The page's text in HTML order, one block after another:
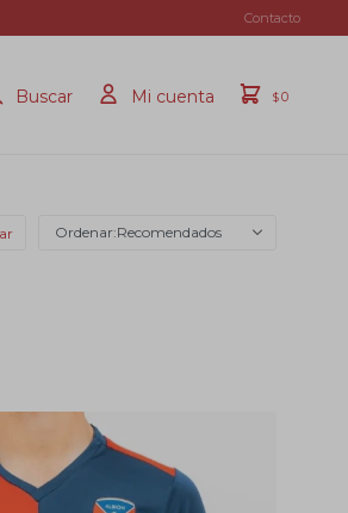
$0
Contacto
Recomendados